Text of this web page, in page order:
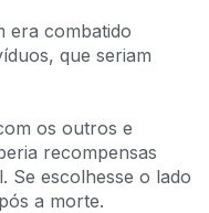
era combatido
que seriam
os outros e
recompensas
Se escolhesse o lado
a morte.